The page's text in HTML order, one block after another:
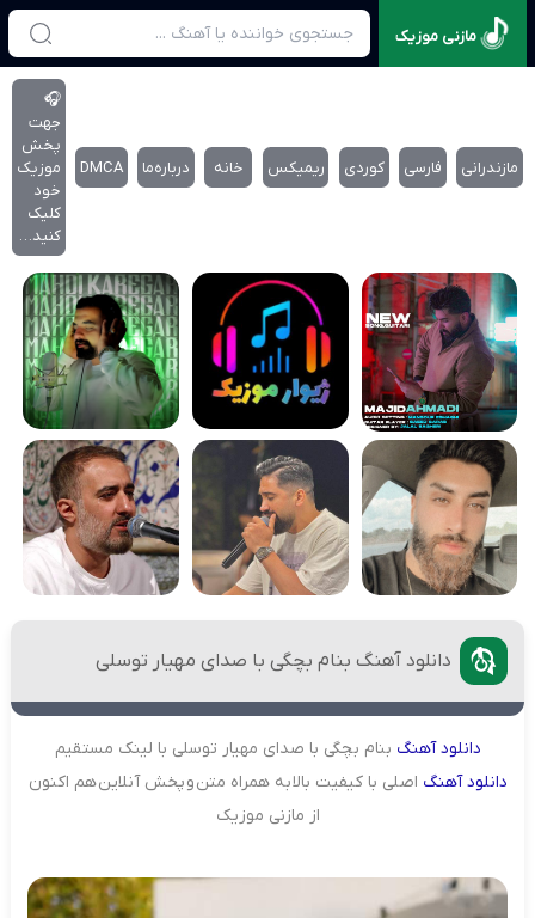
مازنی موزیک
مازندرانی فارسی کوردی ریمیکس خانه درباره‌‌ما DMCA
🎧
جهت
پخش
موزیک
خود
کلیک
کنید…
دانلود آهنگ بنام بچگی با صدای مهیار توسلی
دانلودآهنگ بنام بچگی با صدای مهیار توسلی با لینک مستقیم
دانلودآهنگ اصلی با کیفیت بالا به همراه متن و پخش آنلاین هم اکنون
از مازنی موزیک